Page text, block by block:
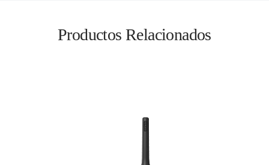
Productos Relacionados